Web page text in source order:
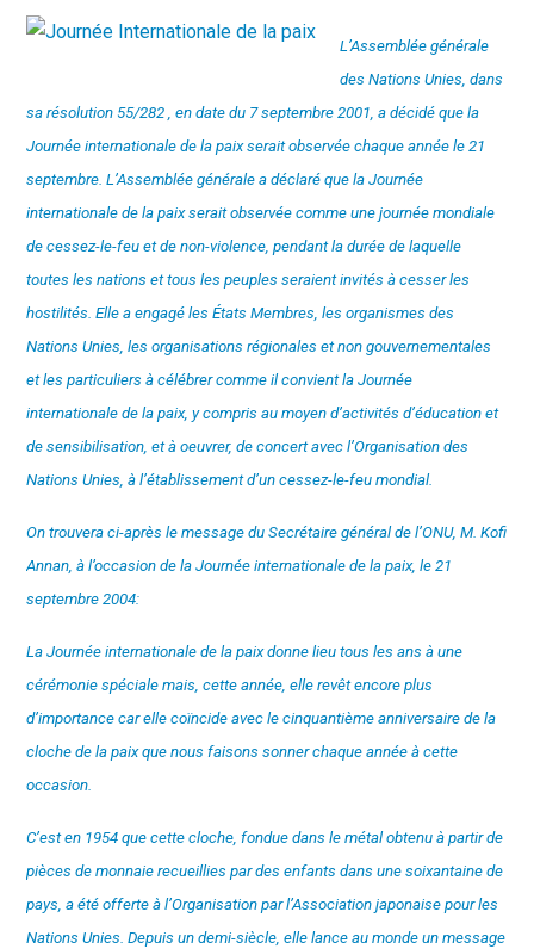
L’Assemblée générale
des Nations Unies, dans
sa résolution 55/282 , en date du 7 septembre 2001, a décidé que la
Journée internationale de la paix serait observée chaque année le 21
septembre. L’Assemblée générale a déclaré que la Journée
internationale de la paix serait observée comme une journée mondiale
de cessez-le-feu et de non-violence, pendant la durée de laquelle
toutes les nations et tous les peuples seraient invités à cesser les
hostilités. Elle a engagé les États Membres, les organismes des
Nations Unies, les organisations régionales et non gouvernementales
et les particuliers à célébrer comme il convient la Journée
internationale de la paix, y compris au moyen d’activités d’éducation et
de sensibilisation, et à oeuvrer, de concert avec l’Organisation des
Nations Unies, à l’établissement d’un cessez-le-feu mondial.
On trouvera ci-après le message du Secrétaire général de l’ONU, M. Kofi
Annan, à l’occasion de la Journée internationale de la paix, le 21
septembre 2004:
La Journée internationale de la paix donne lieu tous les ans à une
cérémonie spéciale mais, cette année, elle revêt encore plus
d’importance car elle coïncide avec le cinquantième anniversaire de la
cloche de la paix que nous faisons sonner chaque année à cette
occasion.
C’est en 1954 que cette cloche, fondue dans le métal obtenu à partir de
pièces de monnaie recueillies par des enfants dans une soixantaine de
pays, a été offerte à l’Organisation par l’Association japonaise pour les
Nations Unies. Depuis un demi-siècle, elle lance au monde un message